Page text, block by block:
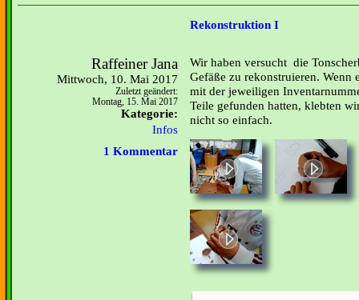
Rekonstruktion I
Raffeiner Jana
Mittwoch, 10. Mai 2017
Zuletzt geändert:
Montag, 15. Mai 2017
Kategorie:
Infos
1 Kommentar
Wir haben versucht die
Gefäße zu rekonstruieren. Wenn
mit der jeweiligen
Teile gefunden hatten, klebten
nicht so einfach.